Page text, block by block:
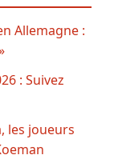
Allemagne :
: Suivez
les joueurs